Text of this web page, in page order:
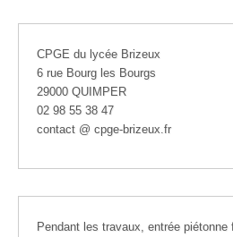
CPGE du lycée Brizeux
6 rue Bourg les Bourgs
29000 QUIMPER
02 98 55 38 47
contact @ cpge-brizeux.fr
Pendant les travaux, entrée piétonne